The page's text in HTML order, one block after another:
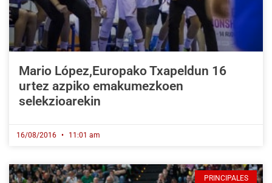
Mario López,Europako Txapeldun 16
urtez azpiko emakumezkoen
selekzioarekin
16/08/2016 11:01 am
PRINCIPALES